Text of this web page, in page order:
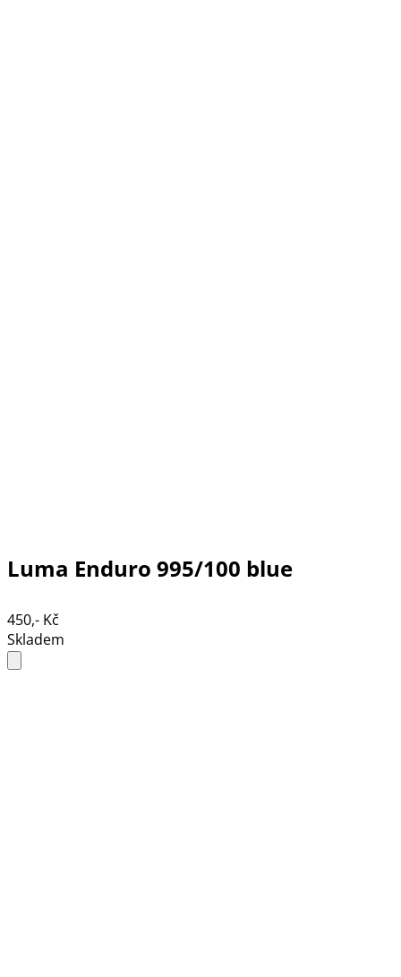
Luma Enduro 995/100 blue
450,- Kč
Skladem